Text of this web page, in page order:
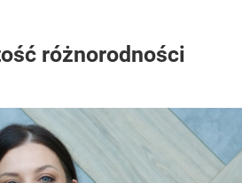
różnorodności